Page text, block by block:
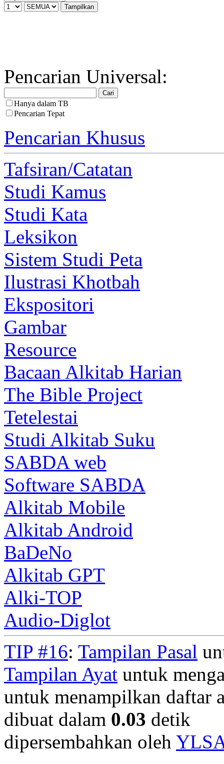
Pencarian Universal:
Hanya dalam TB
Pencarian Tepat
Pencarian Khusus
Tafsiran/Catatan
Studi Kamus
Studi Kata
Leksikon
Sistem Studi Peta
Ilustrasi Khotbah
Ekspositori
Gambar
Resource
Bacaan Alkitab Harian
The Bible Project
Tetelestai
Studi Alkitab Suku
SABDA web
Software SABDA
Alkitab Mobile
Alkitab Android
BaDeNo
Alkitab GPT
Alki-TOP
Audio-Diglot
TIP #16: Tampilan Pasal
Tampilan Ayat untuk
untuk menampilkan daftar
dibuat dalam 0.03 detik
dipersembahkan oleh